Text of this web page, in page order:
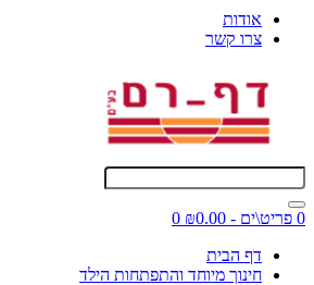
אודות
צרו קשר
0 פריט\ים - ₪0.00
0
דף הבית
חינוך מיוחד והתפתחות הילד